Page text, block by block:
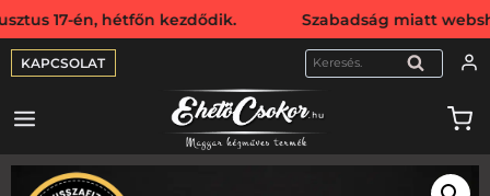
kezdődik. Szabadság miatt
KAPCSOLAT KERESÉS